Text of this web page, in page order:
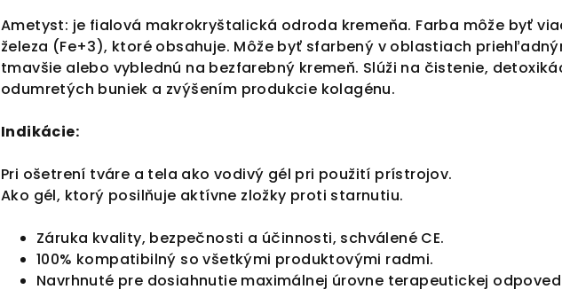
Ametyst: je fialová makrokryštalická odroda kremeňa. Farba môže byť
železa (Fe+3), ktoré obsahuje. Môže byť sfarbený v oblastiach
tmavšie alebo vyblednú na bezfarebný kremeň. Slúži na čistenie,
odumretých buniek a zvýšením produkcie kolagénu.
Indikácie:
Pri ošetrení tváre a tela ako vodivý gél pri použití prístrojov.
Ako gél, ktorý posilňuje aktívne zložky proti starnutiu.
Záruka kvality, bezpečnosti a účinnosti, schválené CE.
100% kompatibilný so všetkými produktovými radmi.
Navrhnuté pre dosiahnutie maximálnej úrovne terapeutickej